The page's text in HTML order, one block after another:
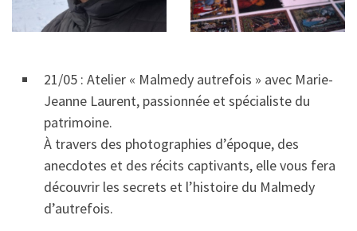
21/05 : Atelier « Malmedy autrefois » avec Marie-
Jeanne Laurent, passionnée et spécialiste du
patrimoine.
À travers des photographies d’époque, des
anecdotes et des récits captivants, elle vous fera
découvrir les secrets et l’histoire du Malmedy
d’autrefois.